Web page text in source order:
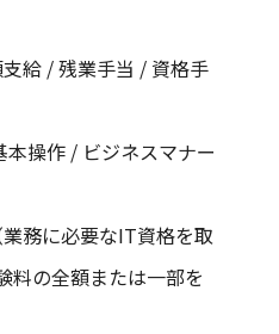
給 / 残業手当 / 資格手
本操作 / ビジネスマナー
務に必要なIT資格を取
料の全額または一部を